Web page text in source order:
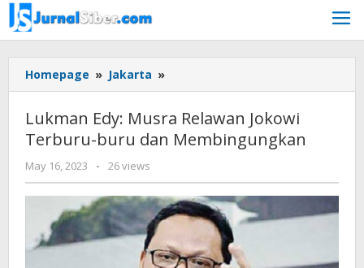
Skip
to
content
Homepage » Jakarta »
Edy:
Relawan
Jokowi
dan
Membingungkan
Lukman Edy: Musra Relawan Jokowi
Terburu-buru dan Membingungkan
May 16, 2023
by
Jurnalsiber
- 26 views